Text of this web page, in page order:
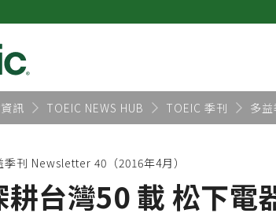
訊 TOEIC NEWS HUB TOEIC 季刊 多
季刊 Newsletter 40（2016年4月）
耕台灣50 載 松下電